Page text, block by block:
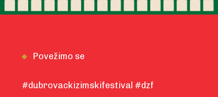
Povežimo se
#dubrovackizimskifestival #dzf